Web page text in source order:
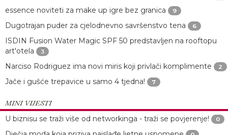
essence noviteti za make up igre bez granica 9
Dugotrajan puder za cjelodnevno savršenstvo tena 6
ISDIN Fusion Water Magic SPF 50 predstavljen na rooftopu
art'otela
3
Narciso Rodriguez ima novi miris koji privlači komplimente 2
Jače i gušće trepavice u samo 4 tjedna! 7
MINI VIJESTI
U biznisu se traži više od networkinga - traži se povjerenje!
0